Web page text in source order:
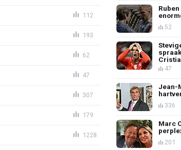
112
193
62
47
307
179
1228
52
47
Jean-
336
Marc
201